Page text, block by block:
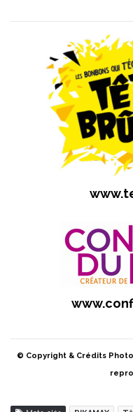
© Copyright & Crédits